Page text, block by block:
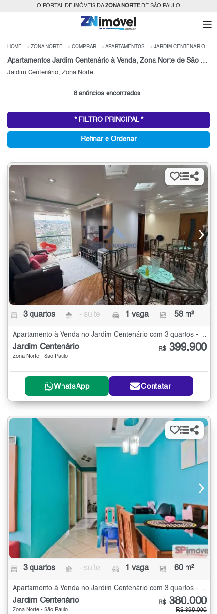
O PORTAL DE IMÓVEIS DAZONA NORTEDE SÃO PAULO
HOME ZONA NORTE COMPRAR APARTAMENTOS JARDIM CENTENÁRIO
Apartamentos Jardim Centenário à Venda, Zona Norte de São Paulo, SP
Jardim Centenário, Zona Norte
8 anúncios encontrados
* FILTRO PRINCIPAL *
Refinar e Ordenar
3 quartos - suíte 1 vaga 58 m²
Apartamento à Venda no Jardim Centenário com 3 quartos - 58 m²
Jardim Centenário
Zona Norte - São Paulo
R$ 399.900
WhatsApp Contatar
3 quartos - suíte 1 vaga 60 m²
Apartamento à Venda no Jardim Centenário com 3 quartos - 60 m²
Jardim Centenário
Zona Norte - São Paulo
R$ 380.000
R$ 398.000